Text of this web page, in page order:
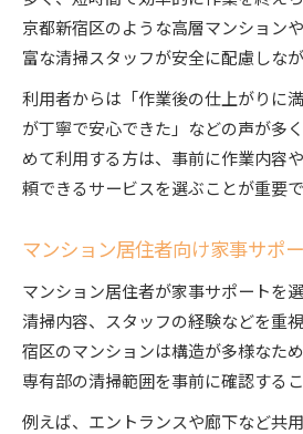
京都新宿区のような高層マンション
富な清掃スタッフが安全に配慮しな
利用者からは「作業後の仕上がりに
が丁寧で安心できた」などの声が多
めて利用する方は、事前に作業内容
頼できるサービスを選ぶことが重要で
マンション居住者向け家事サポ
マンション居住者が家事サポートを
清掃内容、スタッフの経験などを重
宿区のマンションは構造が多様なた
専有部の清掃範囲を事前に確認するこ
例えば、エントランスや廊下など共